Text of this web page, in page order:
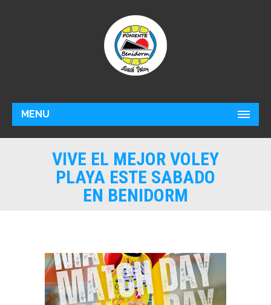
MENU
VIVE EL MEJOR VOLEY
PLAYA ESTE SABADO
EN BENIDORM